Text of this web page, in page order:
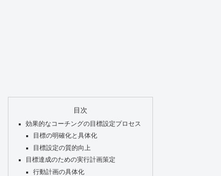
目次
効果的なコーチングの目標設定プロセス
目標の明確化と具体化
目標設定の質的向上
目標達成のための実行計画策定
行動計画の具体化